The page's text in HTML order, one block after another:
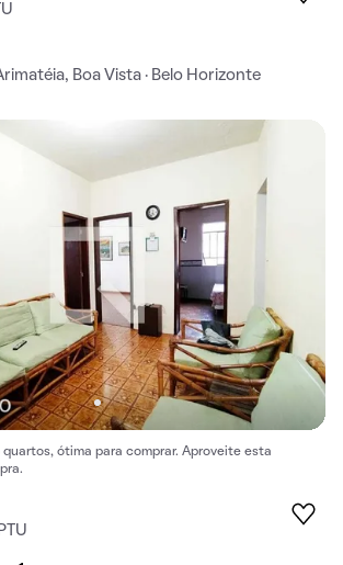
Boa Vista · Belo Horizonte
quartos, ótima para comprar. Aproveite esta